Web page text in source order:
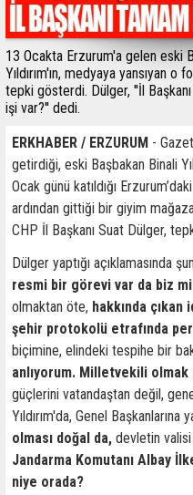
13 Ocakta Erzurum'a gelen eski
Yıldırım'ın, medyaya yansıyan
tepki gösterdi. Dülger, ''İl
işi var?'' dedi.
ERKHABER / ERZURUM -
getirdiği, eski Başbakan Binali
Ocak günü katıldığı
ardından gittiği bir giyim
CHP İl Başkanı Suat Dülger,
Dülger yaptığı açıklamasında
resmi bir görevi var da biz
olmaktan öte, hakkında
şehir protokolü etrafında
biçimine, elindeki tespihe bir
anlıyorum. Milletvekili
güçlerini vatandaştan değil,
Yıldırım'da, Genel Başkanlarına
olması doğal da, devletin valisi
Jandarma Komutanı Albay
niye orada?